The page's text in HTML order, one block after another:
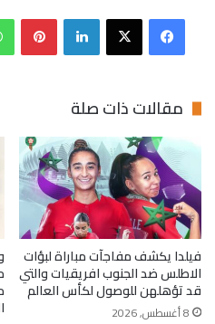
فيسبوك‫X لينكدإن
مقالات ذات صلة
فيلدا يكشف مفاجآت مباراة لبؤات
الاطلس ضد الجنوب افريقيات والتي
قد تؤهلهن للوصول لكأس العالم
8 أغسطس, 2026